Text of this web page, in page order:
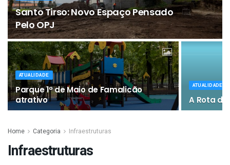
Santo Tirso: Novo Espaço Pensado
Pelo OPJ
ATUALIDADE
Parque 1º de Maio de Famalicão
atrativo
ATUALIDADE
A Rota
Home Categoria Infraestruturas
Infraestruturas